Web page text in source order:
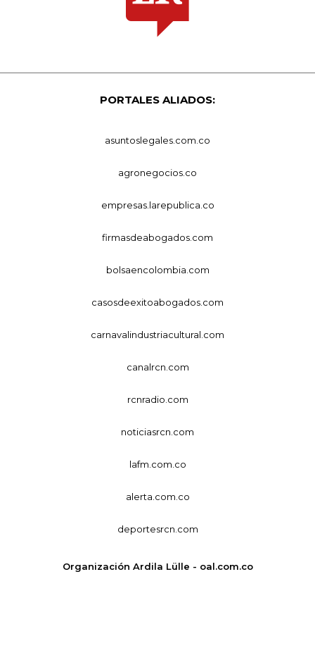
PORTALES ALIADOS:
asuntoslegales.com.co
agronegocios.co
empresas.larepublica.co
firmasdeabogados.com
bolsaencolombia.com
casosdeexitoabogados.com
carnavalindustriacultural.com
canalrcn.com
rcnradio.com
noticiasrcn.com
lafm.com.co
alerta.com.co
deportesrcn.com
Organización Ardila Lülle - oal.com.co